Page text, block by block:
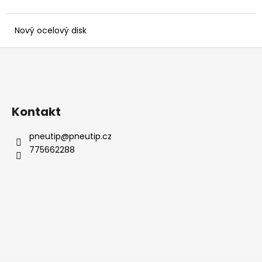
Nový ocelový disk
u
j
m
Z
Kontakt
pneutip@pneutip.cz
775662288